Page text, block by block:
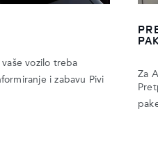
vozilo treba
i zabavu Pivi
Za